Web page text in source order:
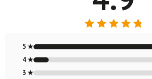
4.91/ 5
5 ★
4 ★
3 ★